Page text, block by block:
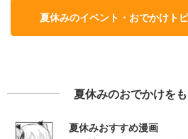
夏休みのイベント・おでかけト
夏休みのおでかけを
夏休みおすすめ漫画